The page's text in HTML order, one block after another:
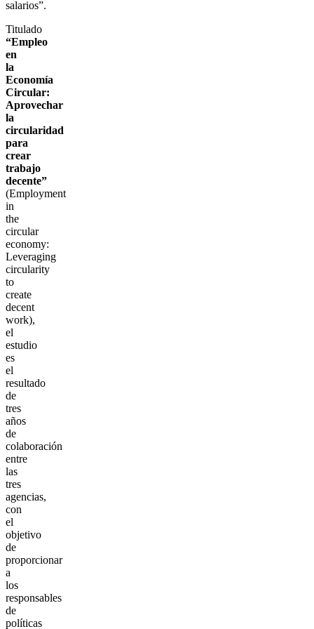
salarios”.
Titulado
“Empleo
en
la
Economía
Circular:
Aprovechar
la
circularidad
para
crear
trabajo
decente”
(Employment
in
the
circular
economy:
Leveraging
circularity
to
create
decent
work),
el
estudio
es
el
resultado
de
tres
años
de
colaboración
entre
las
tres
agencias,
con
el
objetivo
de
proporcionar
a
los
responsables
de
políticas